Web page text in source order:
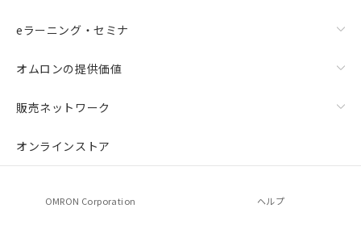
eラーニング・セミナ
オムロンの提供価値
販売ネットワーク
オンラインストア
OMRON Corporation ヘルプ